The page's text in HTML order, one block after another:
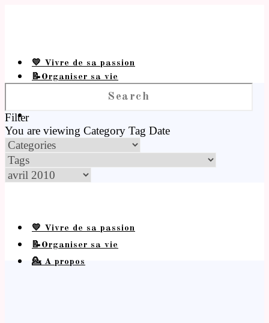
💛 Vivre de sa passion
📝Organiser sa vie
Filter
You are viewing Category Tag Date
💛 Vivre de sa passion
📝Organiser sa vie
💁 A propos